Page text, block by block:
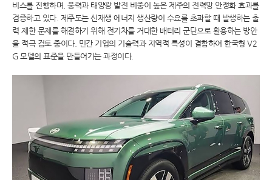
비스를 진행하며, 풍력과 태양광 발전 비중이 높은 제주의 전력망 안정화 효과를
검증하고 있다. 제주도는 신재생 에너지 생산량이 수요를 초과할 때 발생하는 출
력 제한 문제를 해결하기 위해 전기차를 거대한 배터리 군단으로 활용하는 방안
을 적극 검토 중이다. 민간 기업의 기술력과 지역적 특성이 결합하여 한국형 V2
G 모델의 표준을 만들어가는 과정이다.